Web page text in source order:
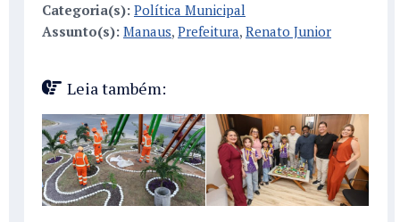
Categoria(s): Política Municipal
Assunto(s): Manaus, Prefeitura, Renato Junior
Leia também: